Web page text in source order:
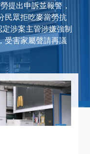
提出申訴並報警，
民眾拒吃麥當勞抗
涉案主管涉嫌強制
受害家屬聲請再議